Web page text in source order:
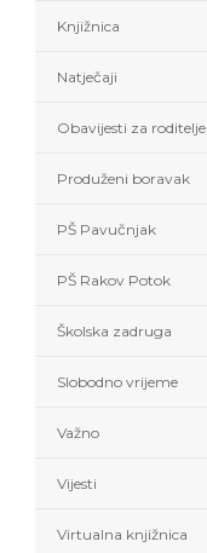
Knjižnica
Natječaji
Obavijesti za roditelje
Produženi boravak
PŠ Pavučnjak
PŠ Rakov Potok
Školska zadruga
Slobodno vrijeme
Važno
Vijesti
Virtualna knjižnica